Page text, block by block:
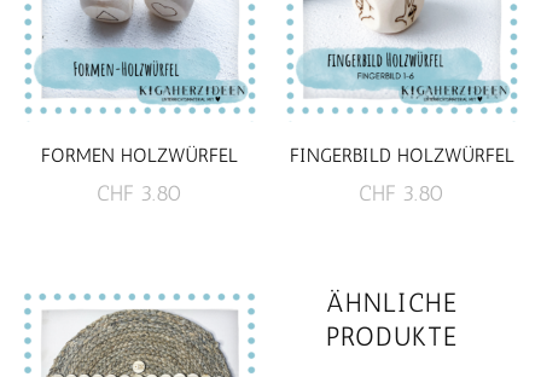
FORMEN HOLZWÜRFEL
CHF 3.80
FINGERBILD HOLZWÜRFEL
CHF 3.80
ÄHNLICHE
PRODUKTE